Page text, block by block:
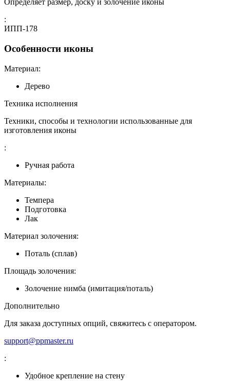
Определяет размер, доску и золочение иконы
:
ИПП-178
Особенности иконы
Материал:
Дерево
Техника исполнения
Техники, способы и технологии использованные для
изготовления иконы
:
Ручная работа
Материалы:
Темпера
Подготовка
Лак
Материал золочения:
Поталь (сплав)
Площадь золочения:
Золочение нимба (имитация/поталь)
Дополнительно
Для заказа доступных опций, свяжитесь с оператором.
support@ppmaster.ru
:
Удобное крепление на стену